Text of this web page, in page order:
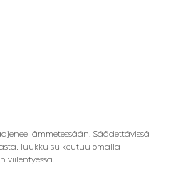
lämmetessään. Säädettävissä
luukku sulkeutuu omalla
viilentyessä.